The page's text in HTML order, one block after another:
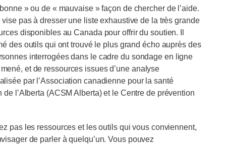
» ou de « mauvaise » façon de chercher de l’aide.
pas à dresser une liste exhaustive de la très grande
disponibles au Canada pour offrir du soutien. Il
des outils qui ont trouvé le plus grand écho auprès des
interrogées dans le cadre du sondage en ligne
et de ressources issues d’une analyse
par l’Association canadienne pour la santé
de l’Alberta (ACSM Alberta) et le Centre de prévention
pas les ressources et les outils qui vous conviennent,
de parler à quelqu’un. Vous pouvez